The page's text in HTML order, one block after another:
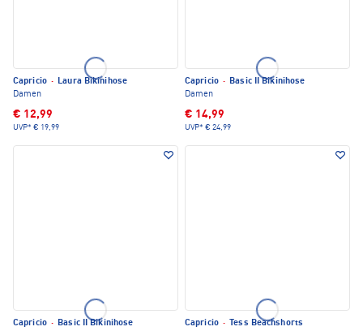
Capricio · Laura Bikinihose
Damen
€ 12,99
UVP* € 19,99
Capricio · Basic II Bikinihose
Damen
€ 14,99
UVP* € 24,99
Capricio · Basic II Bikinihose
Capricio ·
Tess Beachshorts